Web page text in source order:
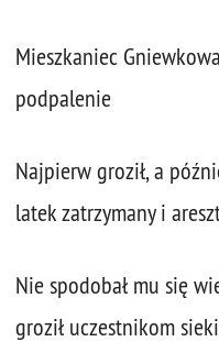
Mieszkaniec
podpalenie
Najpierw groził, a
latek zatrzymany i
Nie spodobał mu się
groził uczestnikom